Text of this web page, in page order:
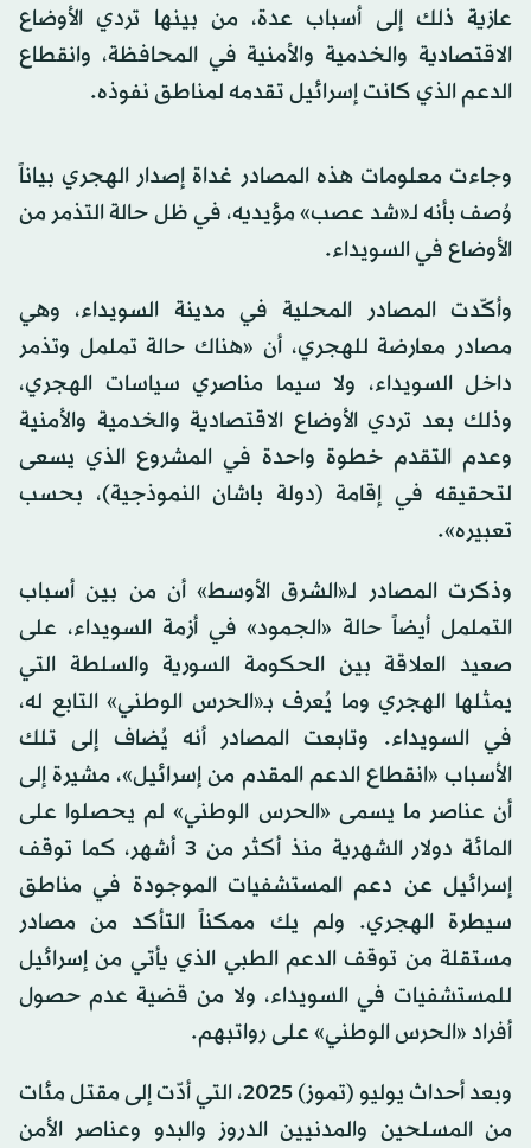
عازية ذلك إلى أسباب عدة، من بينها تردي الأوضاع
الاقتصادية والخدمية والأمنية في المحافظة، وانقطاع
الدعم الذي كانت إسرائيل تقدمه لمناطق نفوذه.
وجاءت معلومات هذه المصادر غداة إصدار الهجري بياناً
وُصف بأنه لـ«شد عصب» مؤيديه، في ظل حالة التذمر من
الأوضاع في السويداء.
وأكّدت المصادر المحلية في مدينة السويداء، وهي
مصادر معارضة للهجري، أن «هناك حالة تململ وتذمر
داخل السويداء، ولا سيما مناصري سياسات الهجري،
وذلك بعد تردي الأوضاع الاقتصادية والخدمية والأمنية
وعدم التقدم خطوة واحدة في المشروع الذي يسعى
لتحقيقه في إقامة (دولة باشان النموذجية)، بحسب
تعبيره».
وذكرت المصادر لـ«الشرق الأوسط» أن من بين أسباب
التململ أيضاً حالة «الجمود» في أزمة السويداء، على
صعيد العلاقة بين الحكومة السورية والسلطة التي
يمثلها الهجري وما يُعرف بـ«الحرس الوطني» التابع له،
في السويداء. وتابعت المصادر أنه يُضاف إلى تلك
الأسباب «انقطاع الدعم المقدم من إسرائيل»، مشيرة إلى
أن عناصر ما يسمى «الحرس الوطني» لم يحصلوا على
المائة دولار الشهرية منذ أكثر من 3 أشهر، كما توقف
إسرائيل عن دعم المستشفيات الموجودة في مناطق
سيطرة الهجري. ولم يك ممكناً التأكد من مصادر
مستقلة من توقف الدعم الطبي الذي يأتي من إسرائيل
للمستشفيات في السويداء، ولا من قضية عدم حصول
أفراد «الحرس الوطني» على رواتبهم.
وبعد أحداث يوليو (تموز) 2025، التي أدّت إلى مقتل مئات
من المسلحين والمدنيين الدروز والبدو وعناصر الأمن